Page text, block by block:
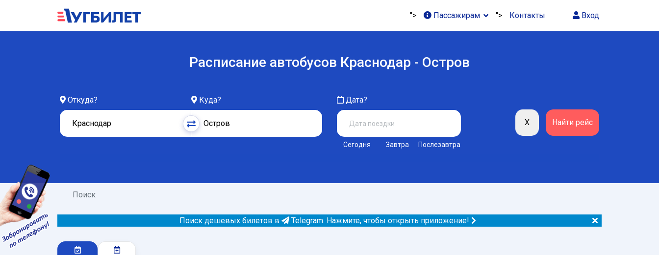
Вход
"> Пассажирам "> Контакты
Расписание автобусов Краснодар - Остров
Откуда? Куда? Дата?
Сегодня Завтра Послезавтра
Поиск
Поиск дешевых билетов в Telegram. Нажмите, чтобы открыть приложение!